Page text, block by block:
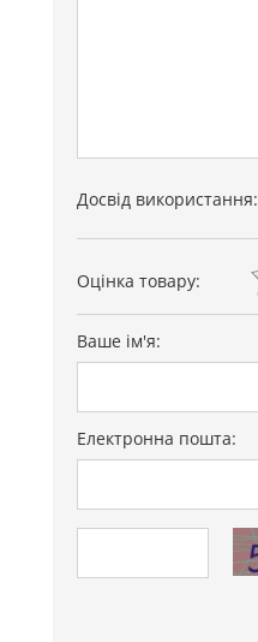
Досвід використання:
Оцінка товару:
Ваше ім'я:
Електронна пошта: